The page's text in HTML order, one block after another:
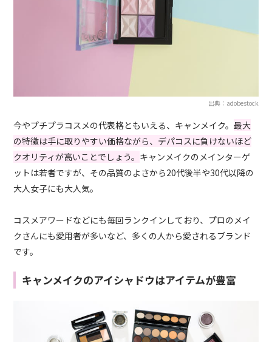
出典：adobestock
今やプチプラコスメの代表格ともいえる、キャンメイク。最大
の特徴は手に取りやすい価格ながら、デパコスに負けないほど
クオリティが高いことでしょう。 キャンメイクのメインターゲ
ットは若者ですが、その品質のよさから20代後半や30代以降の
大人女子にも大人気。
コスメアワードなどにも毎回ランクインしており、プロのメイ
クさんにも愛用者が多いなど、多くの人から愛されるブランド
です。
キャンメイクのアイシャドウはアイテムが豊富